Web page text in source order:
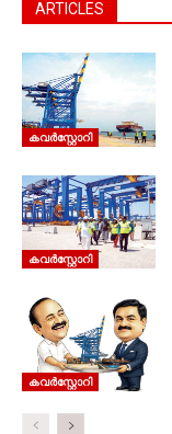
ARTICLES
കവര്‍സ്റ്റോറി
കവര്‍സ്റ്റോറി
കവര്‍സ്റ്റോറി